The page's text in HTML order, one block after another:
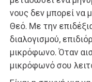
νους δεν μπορεί να
Θεό. Με την
διαλογισμού,
μικρόφωνο. Όταν
μικρόφωνό σου